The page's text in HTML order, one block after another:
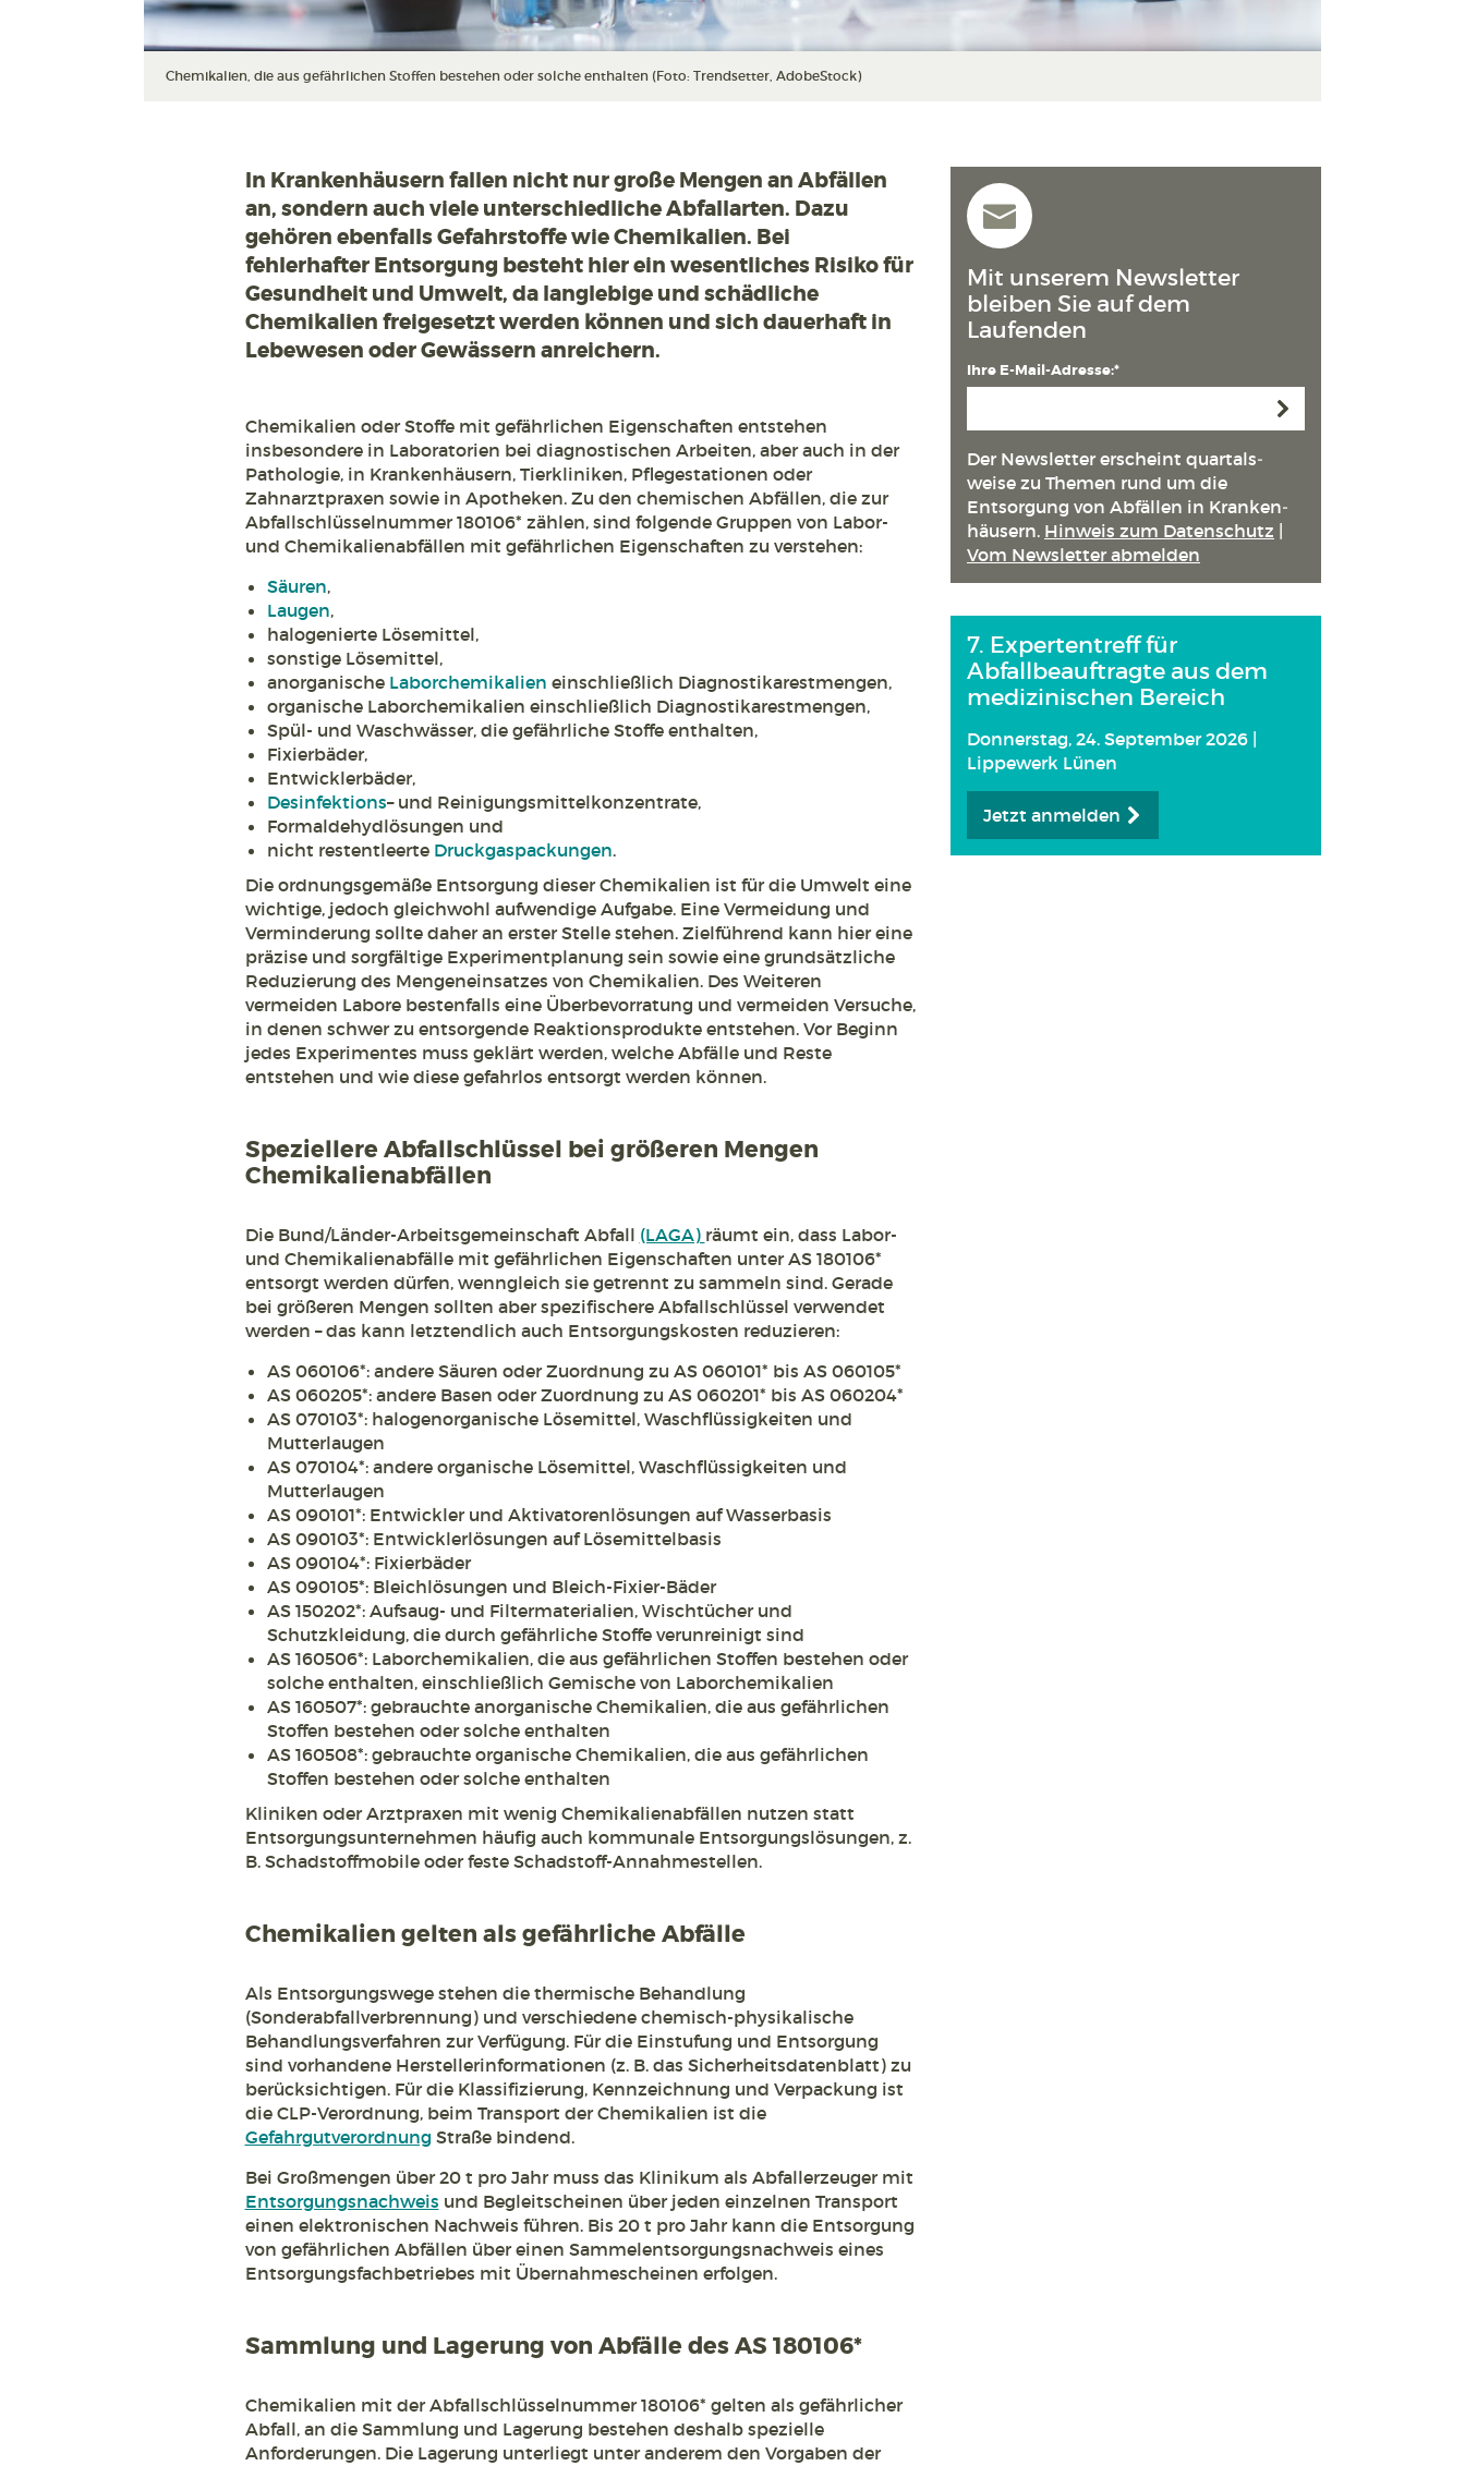
Chemikalien, die aus gefährlichen Stoffen bestehen oder solche enthalten (Foto: Trendsetter, AdobeStock)
In Krankenhäusern fallen nicht nur große Mengen an Abfällen
an, sondern auch viele unterschiedliche Abfallarten. Dazu
gehören ebenfalls Gefahrstoffe wie Chemikalien. Bei
fehlerhafter Entsorgung besteht hier ein wesentliches Risiko für
Gesundheit und Umwelt, da langlebige und schädliche
Chemikalien freigesetzt werden können und sich dauerhaft in
Lebewesen oder Gewässern anreichern.
Chemikalien oder Stoffe mit gefährlichen Eigenschaften entstehen
insbesondere in Laboratorien bei diagnostischen Arbeiten, aber auch in der
Pathologie, in Krankenhäusern, Tierkliniken, Pflegestationen oder
Zahnarztpraxen sowie in Apotheken. Zu den chemischen Abfällen, die zur
Abfallschlüsselnummer 180106* zählen, sind folgende Gruppen von Labor-
und Chemikalienabfällen mit gefährlichen Eigenschaften zu verstehen:
Säuren,
Laugen,
halogenierte Lösemittel,
sonstige Lösemittel,
anorganische Laborchemikalien einschließlich Diagnostikarestmengen,
organische Laborchemikalien einschließlich Diagnostikarestmengen,
Spül- und Waschwässer, die gefährliche Stoffe enthalten,
Fixierbäder,
Entwicklerbäder,
Desinfektions– und Reinigungsmittelkonzentrate,
Formaldehydlösungen und
nicht restentleerte Druckgaspackungen.
Die ordnungsgemäße Entsorgung dieser Chemikalien ist für die Umwelt eine
wichtige, jedoch gleichwohl aufwendige Aufgabe. Eine Vermeidung und
Verminderung sollte daher an erster Stelle stehen. Zielführend kann hier eine
präzise und sorgfältige Experimentplanung sein sowie eine grundsätzliche
Reduzierung des Mengeneinsatzes von Chemikalien. Des Weiteren
vermeiden Labore bestenfalls eine Überbevorratung und vermeiden Versuche,
in denen schwer zu entsorgende Reaktionsprodukte entstehen. Vor Beginn
jedes Experimentes muss geklärt werden, welche Abfälle und Reste
entstehen und wie diese gefahrlos entsorgt werden können.
Speziellere Abfallschlüssel bei größeren Mengen
Chemikalienabfällen
Die Bund/Länder-Arbeitsgemeinschaft Abfall (LAGA) räumt ein, dass Labor-
und Chemikalienabfälle mit gefährlichen Eigenschaften unter AS 180106*
entsorgt werden dürfen, wenngleich sie getrennt zu sammeln sind. Gerade
bei größeren Mengen sollten aber spezifischere Abfallschlüssel verwendet
werden – das kann letztendlich auch Entsorgungskosten reduzieren:
AS 060106*: andere Säuren oder Zuordnung zu AS 060101* bis AS 060105*
AS 060205*: andere Basen oder Zuordnung zu AS 060201* bis AS 060204*
AS 070103*: halogenorganische Lösemittel, Waschflüssigkeiten und
Mutterlaugen
AS 070104*: andere organische Lösemittel, Waschflüssigkeiten und
Mutterlaugen
AS 090101*: Entwickler und Aktivatorenlösungen auf Wasserbasis
AS 090103*: Entwicklerlösungen auf Lösemittelbasis
AS 090104*: Fixierbäder
AS 090105*: Bleichlösungen und Bleich-Fixier-Bäder
AS 150202*: Aufsaug- und Filtermaterialien, Wischtücher und
Schutzkleidung, die durch gefährliche Stoffe verunreinigt sind
AS 160506*: Laborchemikalien, die aus gefährlichen Stoffen bestehen oder
solche enthalten, einschließlich Gemische von Laborchemikalien
AS 160507*: gebrauchte anorganische Chemikalien, die aus gefährlichen
Stoffen bestehen oder solche enthalten
AS 160508*: gebrauchte organische Chemikalien, die aus gefährlichen
Stoffen bestehen oder solche enthalten
Kliniken oder Arztpraxen mit wenig Chemikalienabfällen nutzen statt
Entsorgungsunternehmen häufig auch kommunale Entsorgungslösungen, z.
B. Schadstoffmobile oder feste Schadstoff-Annahmestellen.
Chemikalien gelten als gefährliche Abfälle
Als Entsorgungswege stehen die thermische Behandlung
(Sonderabfallverbrennung) und verschiedene chemisch-physikalische
Behandlungsverfahren zur Verfügung. Für die Einstufung und Entsorgung
sind vorhandene Herstellerinformationen (z. B. das Sicherheitsdatenblatt) zu
berücksichtigen. Für die Klassifizierung, Kennzeichnung und Verpackung ist
die CLP-Verordnung, beim Transport der Chemikalien ist die
Gefahrgutverordnung Straße bindend.
Bei Großmengen über 20 t pro Jahr muss das Klinikum als Abfallerzeuger mit
Entsorgungsnachweis und Begleitscheinen über jeden einzelnen Transport
einen elektronischen Nachweis führen. Bis 20 t pro Jahr kann die Entsorgung
von gefährlichen Abfällen über einen Sammelentsorgungsnachweis eines
Entsorgungsfachbetriebes mit Übernahmescheinen erfolgen.
Sammlung und Lagerung von Abfälle des AS 180106*
Chemikalien mit der Abfallschlüsselnummer 180106* gelten als gefährlicher
Abfall, an die Sammlung und Lagerung bestehen deshalb spezielle
Anforderungen. Die Lagerung unterliegt unter anderem den Vorgaben der
Mit unserem Newsletter
bleiben Sie auf dem
Laufenden
Ihre E-Mail-Adresse:*
Der Newsletter erscheint quartals­
weise zu Themen rund um die
Entsorgung von Abfällen in Kranken­
häusern. Hinweis zum Datenschutz
Vom Newsletter abmelden
7. Expertentreff für
Abfallbeauftragte aus dem
medizinischen Bereich
Donnerstag, 24. September 2026 |
Lippewerk Lünen
Jetzt anmelden